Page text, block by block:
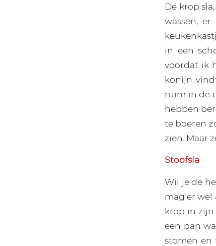
De krop
wassen,
in een
voordat ik
konijn
ruim in de
hebben
te boeren
zien. Maar
Stoofsla
Wil je de
mag er wel
krop in zijn
een pan
stomen en